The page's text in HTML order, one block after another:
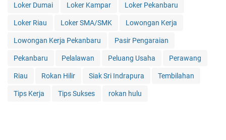
Loker Dumai Loker Kampar Loker Pekanbaru
Loker Riau Loker SMA/SMK Lowongan Kerja
Lowongan Kerja Pekanbaru Pasir Pengaraian
Pekanbaru Pelalawan Peluang Usaha Perawang
Riau Rokan Hilir Siak Sri Indrapura Tembilahan
Tips Kerja Tips Sukses rokan hulu